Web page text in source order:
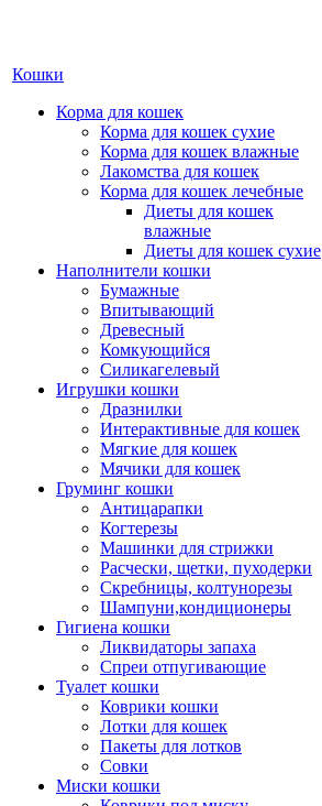
Кошки
Корма для кошек
Корма для кошек сухие
Корма для кошек влажные
Лакомства для кошек
Корма для кошек лечебные
Диеты для кошек
влажные
Диеты для кошек сухие
Наполнители кошки
Бумажные
Впитывающий
Древесный
Комкующийся
Силикагелевый
Игрушки кошки
Дразнилки
Интерактивные для кошек
Мягкие для кошек
Мячики для кошек
Груминг кошки
Антицарапки
Когтерезы
Машинки для стрижки
Расчески, щетки, пуходерки
Скребницы, колтунорезы
Шампуни,кондиционеры
Гигиена кошки
Ликвидаторы запаха
Спреи отпугивающие
Туалет кошки
Коврики кошки
Лотки для кошек
Пакеты для лотков
Совки
Миски кошки